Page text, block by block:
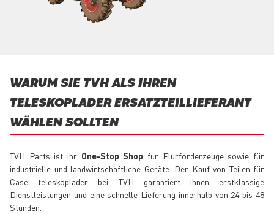
WARUM SIE TVH ALS IHREN
TELESKOPLADER ERSATZTEILLIEFERANT
WÄHLEN SOLLTEN
TVH Parts ist ihr One-Stop Shop für Flurförderzeuge sowie für
industrielle und landwirtschaftliche Geräte. Der Kauf von Teilen für
Case teleskoplader bei TVH garantiert ihnen erstklassige
Dienstleistungen und eine schnelle Lieferung innerhalb von 24 bis 48
Stunden.